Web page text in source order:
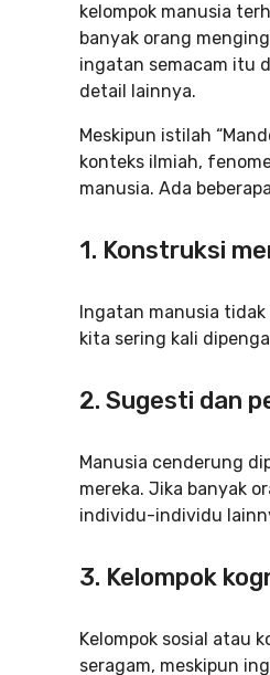
kelompok manusia
banyak orang
ingatan semacam itu
detail lainnya.
Meskipun istilah
konteks ilmiah,
manusia. Ada
1. Konstruksi
Ingatan manusia
kita sering kali
2. Sugesti dan
Manusia cenderung
mereka. Jika banyak
individu-individu
3. Kelompok
Kelompok sosial atau
seragam, meskipun